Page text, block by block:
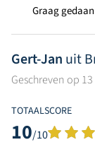
Graag
Gert-Jan uit
Geschreven op
TOTAALSCORE
10/10